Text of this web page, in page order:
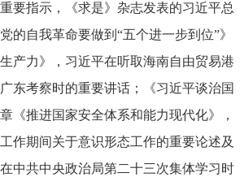
要指示，《求是》杂志发表的习近平总
的自我革命要做到“五个进一步到位”》
产力》，习近平在听取海南自由贸易港
东考察时的重要讲话；《习近平谈治国
《推进国家安全体系和能力现代化》，
作期间关于意识形态工作的重要论述及
中共中央政治局第二十三次集体学习时